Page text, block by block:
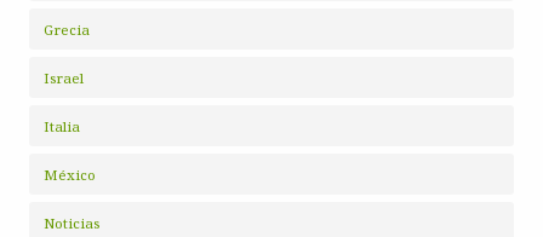
Grecia
Israel
Italia
México
Noticias